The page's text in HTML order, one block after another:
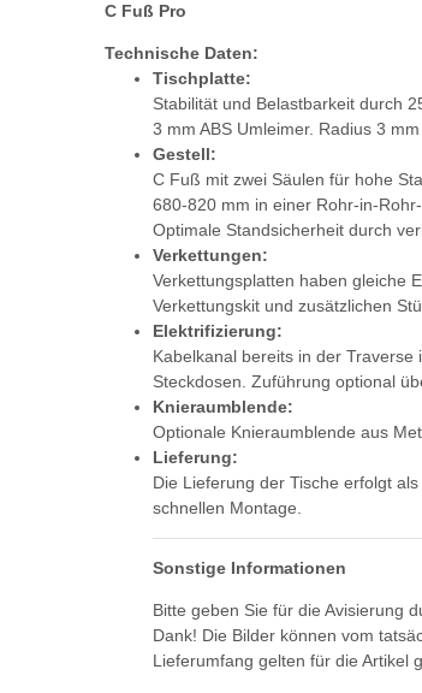
C Fuß Pro
Technische Daten:
Tischplatte:
Stabilität und Belastbarkeit durch
3 mm ABS Umleimer. Radius 3 mm
Gestell:
C Fuß mit zwei Säulen für hohe
680-820 mm in einer Rohr-in-
Optimale Standsicherheit durch
Verkettungen:
Verkettungsplatten haben gleiche
Verkettungskit und zusätzlichen
Elektrifizierung:
Kabelkanal bereits in der
Steckdosen. Zuführung optional
Knieraumblende:
Optionale Knieraumblende aus
Lieferung:
Die Lieferung der Tische erfolgt
schnellen Montage.
Sonstige Informationen
Bitte geben Sie für die Avisierung
Dank! Die Bilder können vom
Lieferumfang gelten für die Artikel